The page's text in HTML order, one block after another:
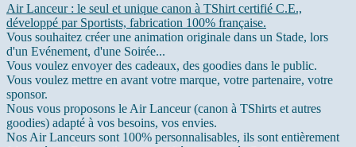
Air Lanceur : le seul et unique canon à TShirt certifié C.E.,
développé par Sportists, fabrication 100% française.
Vous souhaitez créer une animation originale dans un Stade, lors
d'un Evénement, d'une Soirée...
Vous voulez envoyer des cadeaux, des goodies dans le public.
Vous voulez mettre en avant votre marque, votre partenaire, votre
sponsor.
Nous vous proposons le Air Lanceur (canon à TShirts et autres
goodies) adapté à vos besoins, vos envies.
Nos Air Lanceurs sont 100% personnalisables, ils sont entièrement